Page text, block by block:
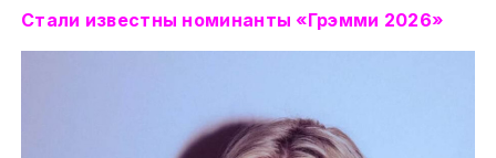
Стали известны номинанты «Грэмми 2026»